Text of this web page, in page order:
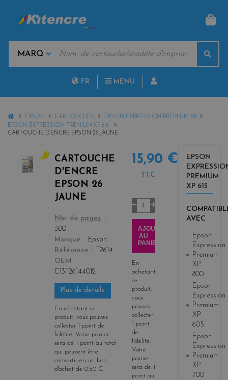
MARQUES
CLÉS
FR MENU
HOMEEPSON CARTOUCHES
EPSON EXPRESSION PREMIUM XP
EPSON EXPRESSION PREMIUM XP 615
CARTOUCHE D'ENCRE EPSON 26 JAUNE
CARTOUCHE
D'ENCRE
EPSON 26
JAUNE
color
Nbr. de pages
300
Marque
Epson
Référence
T2614
OEM
C13T26144012
Plus de détails
En achetant ce
produit, vous pouvez
collecter 1 point de
fidélité. Votre panier
sera de 1 point au total
qui peuvent être
convertis en un bon
d'achat de 0,50 €.
15,90 €
TTC
Quantité
AJOUTER
AU
PANIER
En
achetant
ce
produit,
vous
pouvez
collecter
1 point
de
fidélité.
Votre
panier
sera de 1
point au
EPSON
PREMIUM
XP 615
AVEC
Epson
Expression
Premium
XP
800
Epson
Expression
Premium
XP
605
Epson
Expression
Premium
XP
700